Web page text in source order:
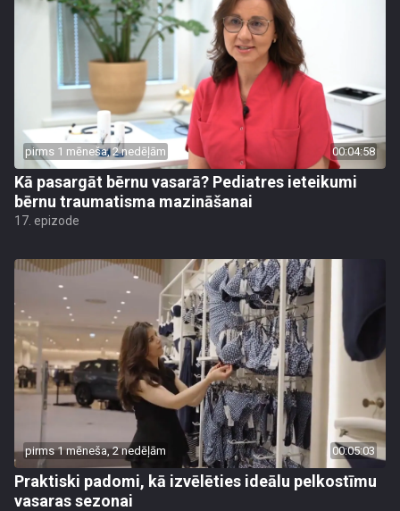
pirms 1 mēneša, 2 nedēļām 00:04:58
Kā pasargāt bērnu vasarā? Pediatres ieteikumi
bērnu traumatisma mazināšanai
17. epizode
pirms 1 mēneša, 2 nedēļām 00:05:03
Praktiski padomi, kā izvēlēties ideālu pelkostīmu
vasaras sezonai